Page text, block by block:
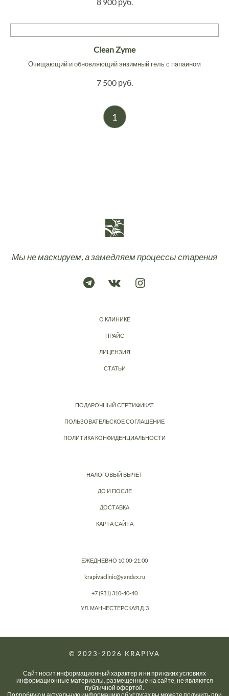
8 900 руб.
Clean Zyme
Очищающий и обновляющий энзимный гель с папаином
7 500 руб.
1
Мы не маскируем, а замедляем процессы старения
О КЛИНИКЕ
ПРАЙС
ЛИЦЕНЗИЯ
СТАТЬИ
ПОДАРОЧНЫЙ СЕРТИФИКАТ
ПОЛЬЗОВАТЕЛЬСКОЕ СОГЛАШЕНИЕ
ПОЛИТИКА КОНФИДЕНЦИАЛЬНОСТИ
НАЛОГОВЫЙ ВЫЧЕТ
ДО И ПОСЛЕ
ДОСТАВКА
КАРТА САЙТА
ЕЖЕДНЕВНО 10:00-21:00
krapivaclinic@yandex.ru
+7 (931) 310-40-40
УЛ. МАНЧЕСТЕРСКАЯ Д. 3
© 2023-2026 KRAPIVA
Сайт носит информационный характер и ни при каких условиях
информационные материалы, размещенные на сайте, не являются
публичной офертой.